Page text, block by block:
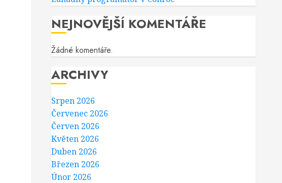
NEJNOVĚJŠÍ KOMENTÁŘE
Žádné komentáře.
ARCHIVY
Srpen 2026
Červenec 2026
Červen 2026
Květen 2026
Duben 2026
Březen 2026
Únor 2026